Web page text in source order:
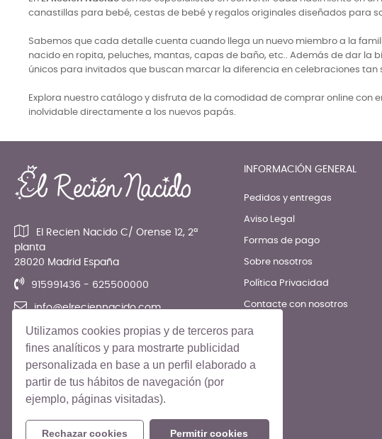
Utilizamos cookies propias y de terceros para
fines analíticos y para mostrarte publicidad
personalizada en base a un perfil elaborado a
partir de tus hábitos de navegación (por
ejemplo, páginas visitadas).
Rechazar cookies Permitir cookies
canastillas para bebé, cestas de bebé y regalos originales diseñados para
Sabemos que cada detalle cuenta cuando llega un nuevo miembro a la
nacido en ropita, peluches, mantas, capas de baño, etc.. Además de dar la
únicos para invitados que buscan marcar la diferencia en celebraciones tan
Explora nuestro catálogo y disfruta de la comodidad de comprar online con
inolvidable directamente a los nuevos papás.
El Recien Nacido C/ Orense 12, 2ª
planta
28020 Madrid España
915991436 - 625500000
info@elreciennacido.com
INFORMACIÓN GENERAL
Pedidos y entregas
Aviso Legal
Formas de pago
Sobre nosotros
Política Privacidad
Contacte con nosotros